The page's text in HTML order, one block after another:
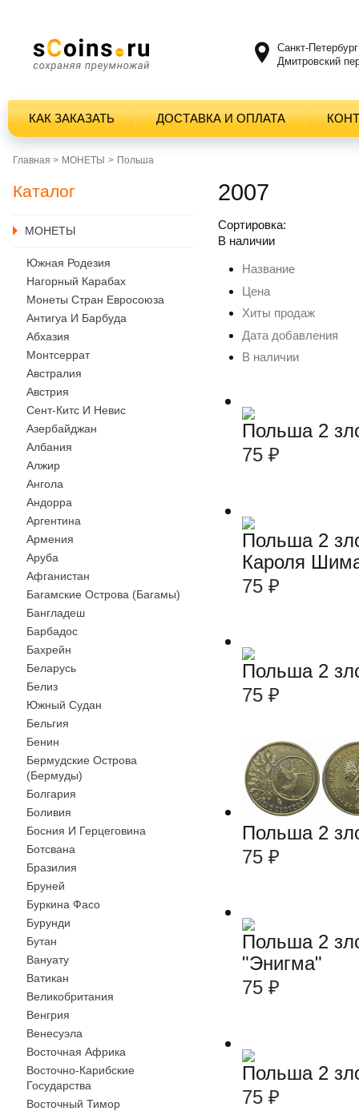
Санкт-Петербург
Дмитровский
КАК ЗАКАЗАТЬ ДОСТАВКА И ОПЛАТА
Главная > MОНЕТЫ Польша
Каталог
MОНЕТЫ
Южная Родезия
Нагорный Карабах
Монеты Стран Евросоюза
Антигуа И Барбуда
Абхазия
Монтсеррат
Австралия
Австрия
Сент-Китс И Невис
Азербайджан
Албания
Алжир
Ангола
Андорра
Аргентина
Армения
Аруба
Афганистан
Багамские Острова (Багамы)
Бангладеш
Барбадос
Бахрейн
Беларусь
Белиз
Южный Судан
Бельгия
Бенин
Бермудские Острова
(Бермуды)
Болгария
Боливия
Босния И Герцеговина
Ботсвана
Бразилия
Бруней
Буркина Фасо
Бурунди
Бутан
Вануату
Ватикан
Великобритания
Венгрия
Венесуэла
Восточная Африка
Восточно-Карибские
Государства
Восточный Тимор
2007
Сортировка:
В наличии
Название
Цена
Хиты продаж
Дата добавления
В наличии
Польша 2
75 ₽
Польша 2
Кароля
75 ₽
Польша 2
75 ₽
Польша 2
75 ₽
Польша 2
"Энигма"
75 ₽
Польша 2
75 ₽